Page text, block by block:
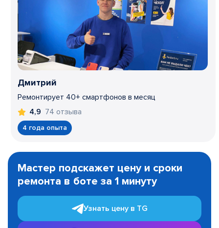
Дмитрий
Ремонтирует 40+ смартфонов в месяц
4,9 74 отзыва
4 года опыта
1
Мастер подскажет цену и сроки
ремонта в боте за 1 минуту
Узнать цену в TG